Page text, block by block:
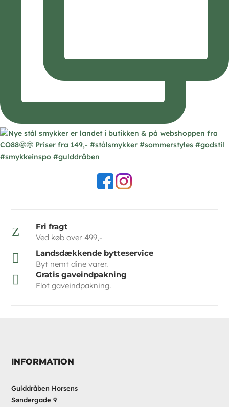
Z
Fri fragt
Ved køb over 499,-

Landsdækkende bytteservice
Byt nemt dine varer.

Gratis gaveindpakning
Flot gaveindpakning.
INFORMATION
Gulddråben Horsens
Søndergade 9